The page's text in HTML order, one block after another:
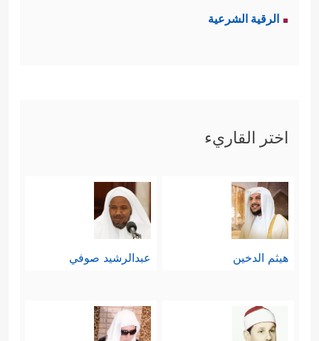
الرقية الشرعية
اختر القاريء
هيثم الدخين عبدالرشيد صوفي